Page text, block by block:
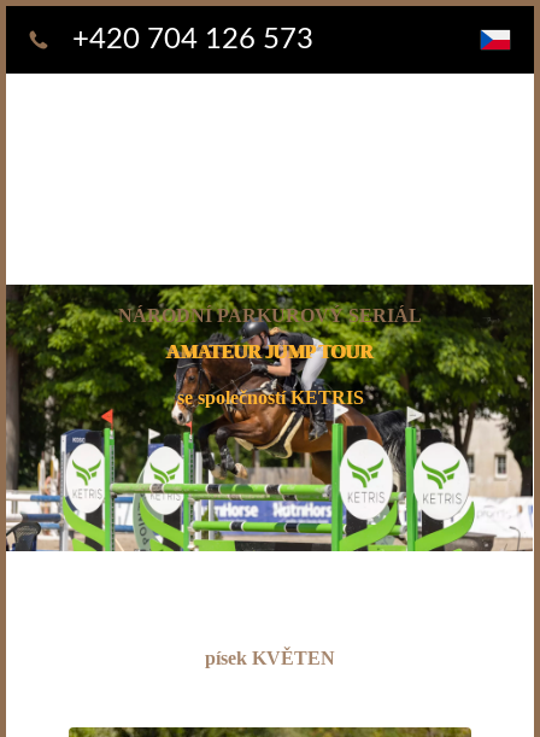
+420 704 126 573
NÁRODNÍ PARKUROVÝ SERIÁL
AMATEURJUMP TOUR
se společností KETRIS
písek KVĚTEN